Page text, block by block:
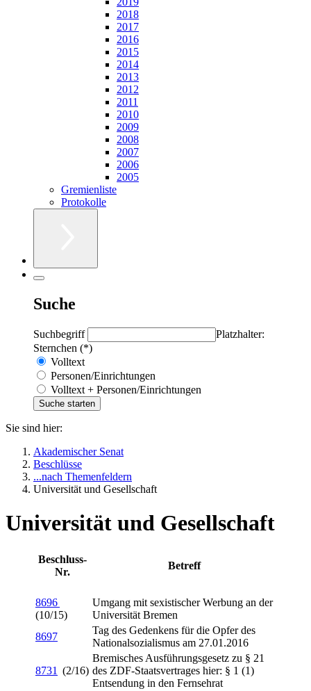
2018
2017
2016
2015
2014
2013
2012
2011
2010
2009
2008
2007
2006
2005
Gremienliste
Protokolle
Suche
Suchbegriff
Platzhalter:
Sternchen (*)
Volltext
Personen/Einrichtungen
Volltext + Personen/Einrichtungen
Sie sind hier:
Akademischer Senat
Beschlüsse
...nach Themenfeldern
Universität und Gesellschaft
Universität und Gesellschaft
Beschluss-
Nr.
Betreff
8696
(10/15)
Umgang mit sexistischer Werbung an der
Universität Bremen
8697
Tag des Gedenkens für die Opfer des
Nationalsozialismus am 27.01.2016
8731 (2/16)
Bremisches Ausführungsgesetz zu § 21
des ZDF-Staatsvertrages hier: § 1 (1)
Entsendung in den Fernsehrat